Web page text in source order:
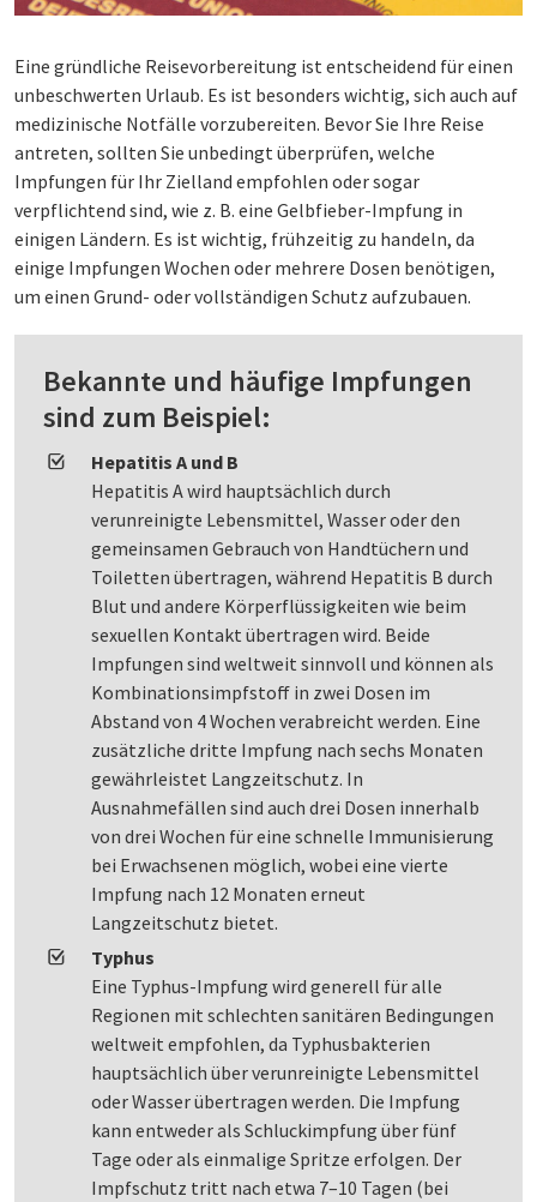
Eine gründliche Reisevorbereitung ist entscheidend für einen
unbeschwerten Urlaub. Es ist besonders wichtig, sich auch auf
medizinische Notfälle vorzubereiten. Bevor Sie Ihre Reise
antreten, sollten Sie unbedingt überprüfen, welche
Impfungen für Ihr Zielland empfohlen oder sogar
verpflichtend sind, wie z. B. eine Gelbfieber-Impfung in
einigen Ländern. Es ist wichtig, frühzeitig zu handeln, da
einige Impfungen Wochen oder mehrere Dosen benötigen,
um einen Grund- oder vollständigen Schutz aufzubauen.
Bekannte und häufige Impfungen
sind zum Beispiel:
Hepatitis A und B
Hepatitis A wird hauptsächlich durch
verunreinigte Lebensmittel, Wasser oder den
gemeinsamen Gebrauch von Handtüchern und
Toiletten übertragen, während Hepatitis B durch
Blut und andere Körperflüssigkeiten wie beim
sexuellen Kontakt übertragen wird. Beide
Impfungen sind weltweit sinnvoll und können als
Kombinationsimpfstoff in zwei Dosen im
Abstand von 4 Wochen verabreicht werden. Eine
zusätzliche dritte Impfung nach sechs Monaten
gewährleistet Langzeitschutz. In
Ausnahmefällen sind auch drei Dosen innerhalb
von drei Wochen für eine schnelle Immunisierung
bei Erwachsenen möglich, wobei eine vierte
Impfung nach 12 Monaten erneut
Langzeitschutz bietet.
Typhus
Eine Typhus-Impfung wird generell für alle
Regionen mit schlechten sanitären Bedingungen
weltweit empfohlen, da Typhusbakterien
hauptsächlich über verunreinigte Lebensmittel
oder Wasser übertragen werden. Die Impfung
kann entweder als Schluckimpfung über fünf
Tage oder als einmalige Spritze erfolgen. Der
Impfschutz tritt nach etwa 7–10 Tagen (bei